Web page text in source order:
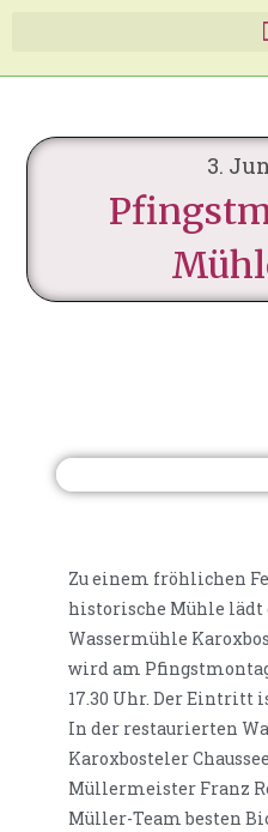
3.
Zu einem fröhlichen
historische Mühle lädt
Wassermühle
wird am
17.30 Uhr. Der Eintritt
In der restaurierten
Karoxbosteler
Müllermeister Franz
Müller-Team besten